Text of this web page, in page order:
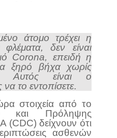
άτομο τρέχει η
δεν είναι
Corona, επειδή η
ξηρό βήχα χωρίς
Αυτός είναι ο
το εντοπίσετε.
στοιχεία από το
και Πρόληψης
δείχνουν ότι
ασθενών